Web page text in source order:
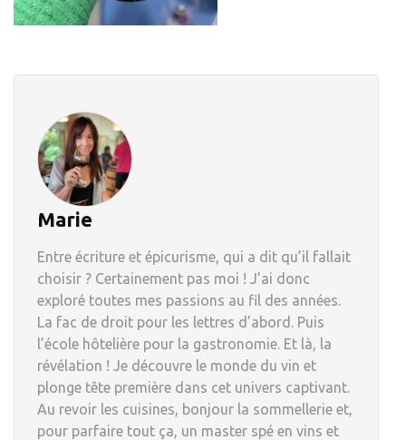
Marie
Entre écriture et épicurisme, qui a dit qu’il fallait
choisir ? Certainement pas moi ! J’ai donc
exploré toutes mes passions au fil des années.
La fac de droit pour les lettres d’abord. Puis
l’école hôtelière pour la gastronomie. Et là, la
révélation ! Je découvre le monde du vin et
plonge tête première dans cet univers captivant.
Au revoir les cuisines, bonjour la sommellerie et,
pour parfaire tout ça, un master spé en vins et